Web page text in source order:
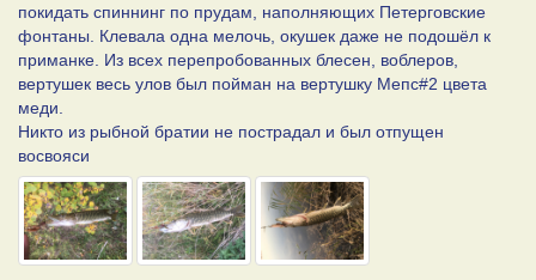
покидать спиннинг по прудам, наполняющих Петерговские
фонтаны. Клевала одна мелочь, окушек даже не подошёл к
приманке. Из всех перепробованных блесен, воблеров,
вертушек весь улов был пойман на вертушку Мепс#2 цвета
меди.
Никто из рыбной братии не пострадал и был отпущен
восвояси